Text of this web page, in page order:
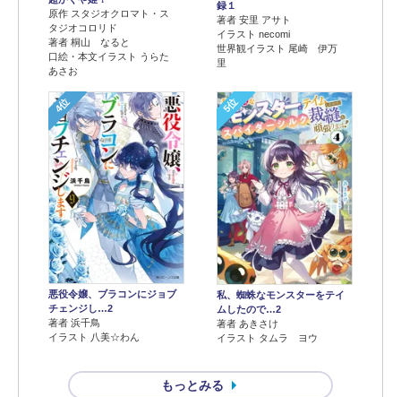
原作 スタジオクロマト・ス
タジオコロリド
著者 桐山 なると
口絵・本文イラスト うらた
あさお
録１
著者 安里 アサト
イラスト necomi
世界観イラスト 尾崎 伊万
里
4位
悪役令嬢、ブラコンにジョブ
チェンジし…2
著者 浜千鳥
イラスト 八美☆わん
5位
私、蜘蛛なモンスターをテイ
ムしたので…2
著者 あきさけ
イラスト タムラ ヨウ
もっとみる